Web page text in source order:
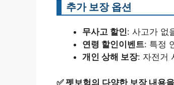
추가 보장 옵션
무사고 할인: 사고가 없
연령 할인이벤트: 특정
개인 상해 보장: 자전거
✅펫보험의 다양한 보장 내용